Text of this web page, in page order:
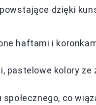
dzięki
haftami i
pastelowe kolory ze
co